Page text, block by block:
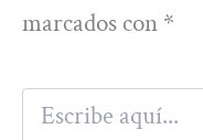
marcados con *
Escribe
aquí...